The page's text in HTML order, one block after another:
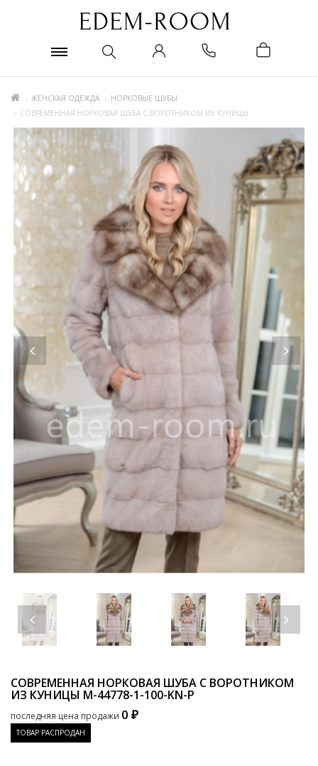
ЖЕНСКАЯ ОДЕЖДА
НОРКОВЫЕ ШУБЫ
СОВРЕМЕННАЯ НОРКОВАЯ ШУБА С ВОРОТНИКОМ ИЗ КУНИЦЫ
СОВРЕМЕННАЯ НОРКОВАЯ ШУБА С ВОРОТНИКОМ
ИЗ КУНИЦЫ M-44778-1-100-KN-P
последняя цена продажи 0 ₽
ТОВАР РАСПРОДАН